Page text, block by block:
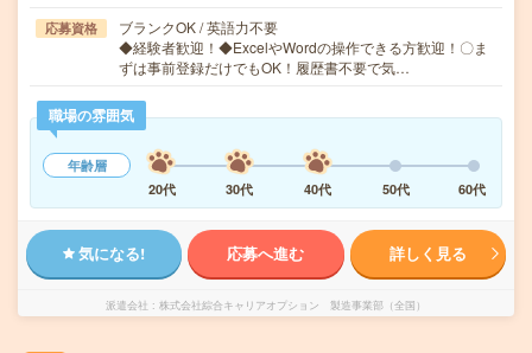
応募資格
ブランクOK / 英語力不要
◆経験者歓迎！◆ExcelやWordの操作できる方歓迎！〇ま
ずは事前登録だけでもOK！履歴書不要で気…
職場の雰囲気
年齢層
20代
30代 40代 50代 60代
気になる! 応募へ進む 詳しく見る
派遣会社 株式会社綜合キャリアオプション 製造事業部（全国）